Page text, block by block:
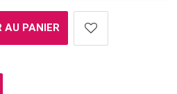
AU PANIER